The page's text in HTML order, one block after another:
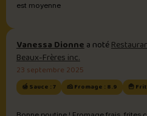
est moyenne
Vanessa Dionnea noté
Beaux-Frères inc.
23 septembre 2025
🍯 Sauce : 7 🧀 Fromage : 8.9 🍟